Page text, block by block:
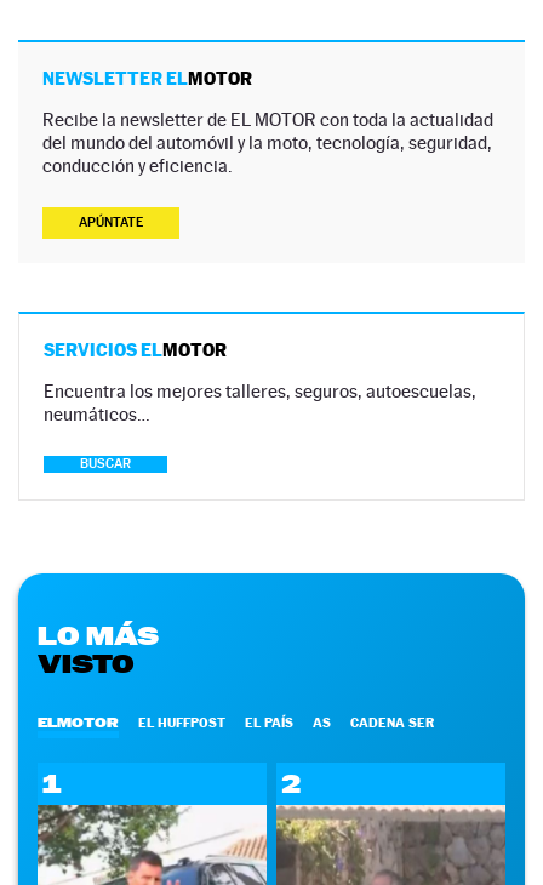
NEWSLETTER ELMOTOR
Recibe la newsletter de EL MOTOR con toda la actualidad
del mundo del automóvil y la moto, tecnología, seguridad,
conducción y eficiencia.
APÚNTATE
SERVICIOS ELMOTOR
Encuentra los mejores talleres, seguros, autoescuelas,
neumáticos…
BUSCAR
LO MÁS
VISTO
ELMOTOR EL HUFFPOST EL PAÍS AS CADENA SER
1 2